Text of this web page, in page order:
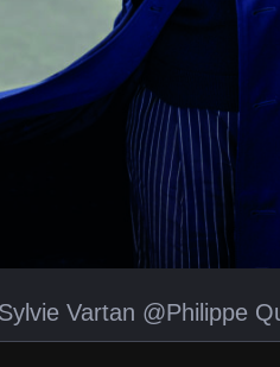
Sylvie Vartan @Philippe